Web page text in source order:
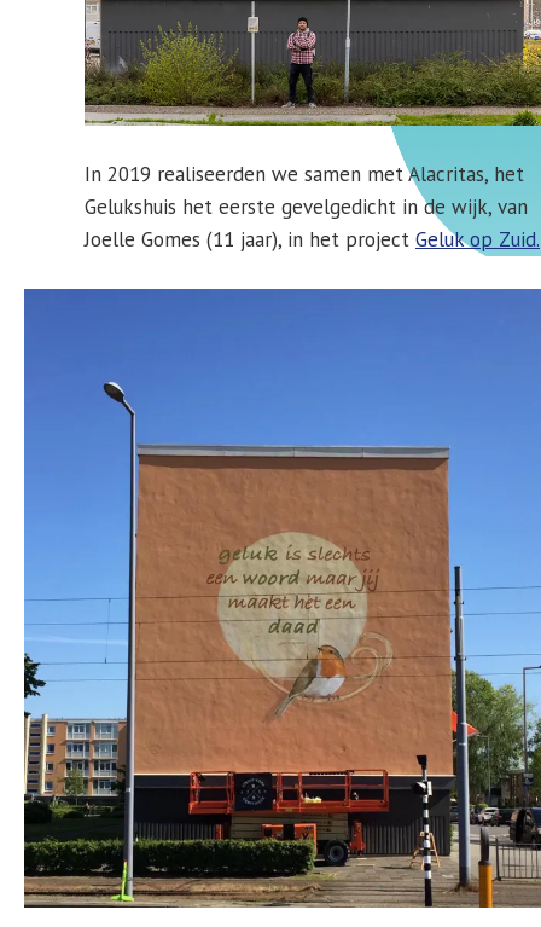
In 2019 realiseerden we samen met Alacritas, het
Gelukshuis het eerste gevelgedicht in de wijk, van
Joelle Gomes (11 jaar), in het project Geluk op Zuid.